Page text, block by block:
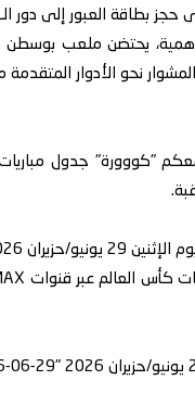
بطاقة العبور إلى دور الـ16.
يحتضن ملعب بوسطن
نحو الأدوار المتقدمة
حزيران 2026؟